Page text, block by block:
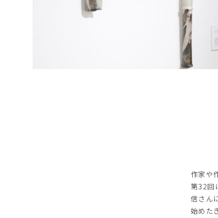
作家や
第32回
信さん
始めた